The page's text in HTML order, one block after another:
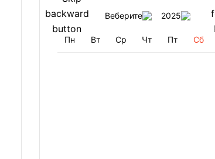
Веберите 2025
Пн Вт Ср Чт Пт Сб